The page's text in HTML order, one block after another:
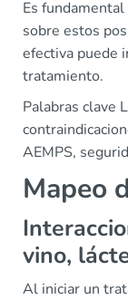
Es
sobre estos
efectiva puede
tratamiento.
Palabras clave
AEMPS,
Mapeo
vino,
Al iniciar un